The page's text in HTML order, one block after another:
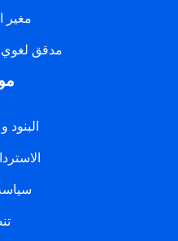
مغير
مدقق لغوي